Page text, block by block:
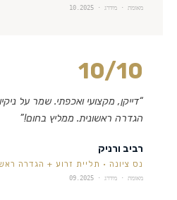
מאומת · מידרג · 10.2025
10/10
“דייקן, מקצועי ואכפתי. שמר על
הגדרה ראשונית. ממליץ בחום!”
רביב ורניק
נס ציונה · תליית זרוע + הגדרה
מאומת · מידרג · 09.2025